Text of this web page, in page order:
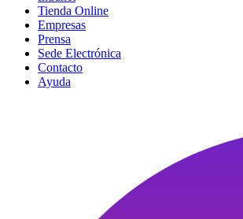
Tienda Online
Empresas
Prensa
Sede Electrónica
Contacto
Ayuda